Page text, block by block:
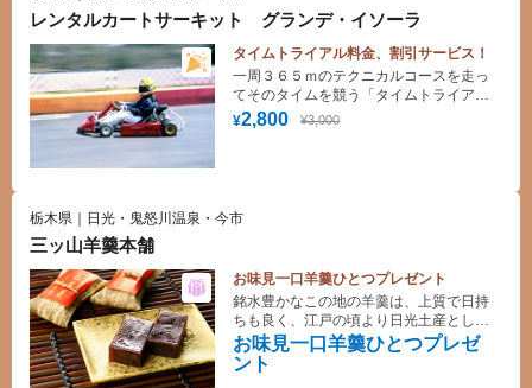
レンタルカートサーキット グランデ・イソーラ
タイムトライアル料金、割引サービス！
¥2,800 ¥3,000
一周３６５ｍのテクニカルコースを走っ
てそのタイムを競う「タイムトライアル
方式」のサーキットです。ヘルメット・
グローブ・ジャンパー・カッパ無料レン
栃木県｜日光・鬼怒川温泉・今市
三ッ山羊羹本舗
お味見一口羊羹ひとつプレゼント
お味見一口羊羹ひとつプレゼ
ント
銘水豊かなこの地の羊羹は、上質で日持
ちも良く、江戸の頃より日光土産として
評判になったといわれています。明治
28(1895)年創業以来、一世紀以上にわた
り変わらぬ地道な羊羹づくりに励んでい